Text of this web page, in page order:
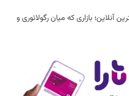
آنلاین؛ بازاری که میان رگولاتوری و